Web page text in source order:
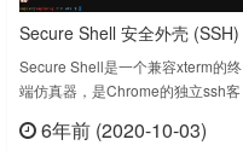
Secure Shell 安全外壳 (SSH)
Secure Shell是一个兼容xterm的终
端仿真器，是Chrome的独立ssh客
ssh服务器，而不需要外部代理。
6年前 (2020-10-03)